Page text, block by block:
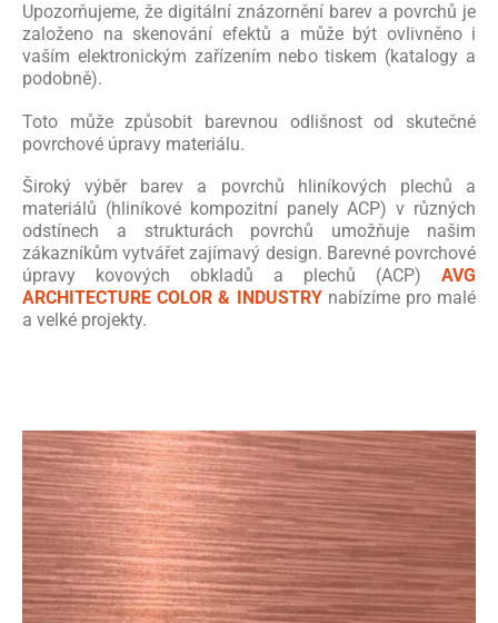
Upozorňujeme, že digitální znázornění barev a povrchů je
založeno na skenování efektů a může být ovlivněno i
vaším elektronickým zařízením nebo tiskem (katalogy a
podobně).
Toto může způsobit barevnou odlišnost od skutečné
povrchové úpravy materiálu.
Široký výběr barev a povrchů hliníkových plechů a
materiálů (hliníkové kompozitní panely ACP) v různých
odstínech a strukturách povrchů umožňuje našim
zákazníkům vytvářet zajímavý design. Barevné povrchové
úpravy kovových obkladů a plechů (ACP) AVG
ARCHITECTURE COLOR & INDUSTRYnabízíme pro malé
a velké projekty.